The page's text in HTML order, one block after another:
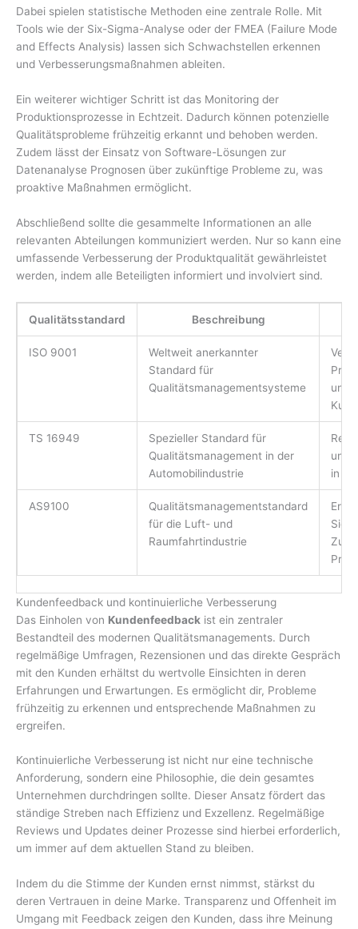
Dabei spielen statistische Methoden eine zentrale Rolle. Mit
Tools wie der Six-Sigma-Analyse oder der FMEA (Failure Mode
and Effects Analysis) lassen sich Schwachstellen erkennen
und Verbesserungsmaßnahmen ableiten.
Ein weiterer wichtiger Schritt ist das Monitoring der
Produktionsprozesse in Echtzeit. Dadurch können potenzielle
Qualitätsprobleme frühzeitig erkannt und behoben werden.
Zudem lässt der Einsatz von Software-Lösungen zur
Datenanalyse Prognosen über zukünftige Probleme zu, was
proaktive Maßnahmen ermöglicht.
Abschließend sollte die gesammelte Informationen an alle
relevanten Abteilungen kommuniziert werden. Nur so kann eine
umfassende Verbesserung der Produktqualität gewährleistet
werden, indem alle Beteiligten informiert und involviert sind.
Qualitätsstandard Beschreibung
ISO 9001
Weltweit anerkannter
Standard für
Qualitätsmanagementsysteme
und
TS 16949
Spezieller Standard für
Qualitätsmanagement in der
Automobilindustrie
und
in
AS9100
Qualitätsmanagementstandard
für die Luft- und
Raumfahrtindustrie
Kundenfeedback und kontinuierliche Verbesserung
Das Einholen von Kundenfeedback ist ein zentraler
Bestandteil des modernen Qualitätsmanagements. Durch
regelmäßige Umfragen, Rezensionen und das direkte Gespräch
mit den Kunden erhältst du wertvolle Einsichten in deren
Erfahrungen und Erwartungen. Es ermöglicht dir, Probleme
frühzeitig zu erkennen und entsprechende Maßnahmen zu
ergreifen.
Kontinuierliche Verbesserung ist nicht nur eine technische
Anforderung, sondern eine Philosophie, die dein gesamtes
Unternehmen durchdringen sollte. Dieser Ansatz fördert das
ständige Streben nach Effizienz und Exzellenz. Regelmäßige
Reviews und Updates deiner Prozesse sind hierbei erforderlich,
um immer auf dem aktuellen Stand zu bleiben.
Indem du die Stimme der Kunden ernst nimmst, stärkst du
deren Vertrauen in deine Marke. Transparenz und Offenheit im
Umgang mit Feedback zeigen den Kunden, dass ihre Meinung